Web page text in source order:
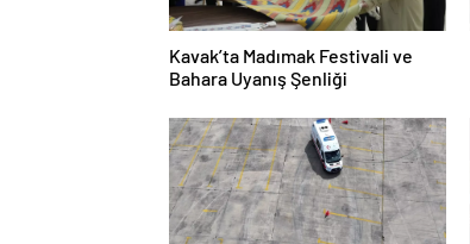
Kavak’ta Madımak Festivali ve
Bahara Uyanış Şenliği